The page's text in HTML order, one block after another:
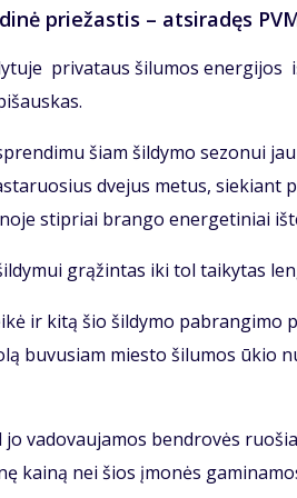
priežastis – atsiradęs
privataus šilumos energijos
šiam šildymo sezonui
dvejus metus, siekiant
stipriai brango energetiniai
grąžintas iki tol taikytas
ir kitą šio šildymo pabrangimo
buvusiam miesto šilumos ūkio
jo vadovaujamos bendrovės
kainą nei šios įmonės